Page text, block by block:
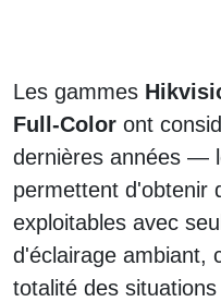
Les gammes
Full-Color ont
dernières années —
permettent d'obtenir
exploitables avec
d'éclairage ambiant,
totalité des